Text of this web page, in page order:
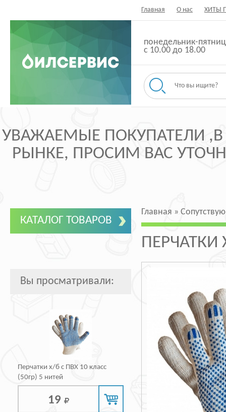
Главная О нас ХИТЫ
понедельник-
с 10.00 до 18.00
УВАЖАЕМЫЕ ПОКУПАТЕЛИ
РЫНКЕ, ПРОСИМ ВАС
КАТАЛОГ ТОВАРОВ
Вы просматривали:
Перчатки х/б с ПВХ 10 класс
(50гр) 5 нитей
19
Главная »
ПЕРЧАТКИ